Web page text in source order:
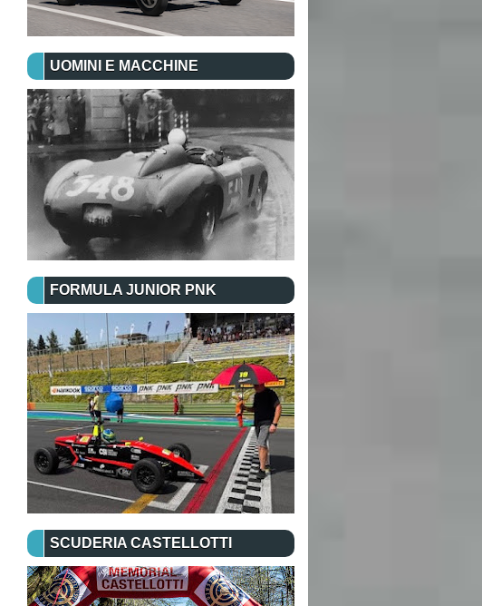
UOMINI E MACCHINE
FORMULA JUNIOR PNK
SCUDERIA CASTELLOTTI